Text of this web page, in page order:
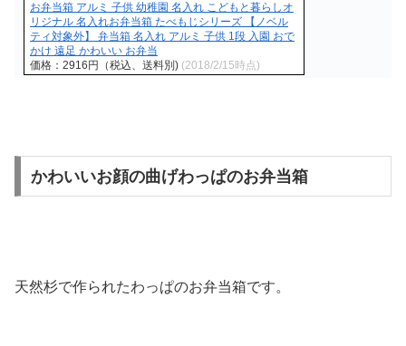
お弁当箱 アルミ 子供 幼稚園 名入れ こどもと暮らしオ
リジナル 名入れお弁当箱 たべもじシリーズ 【ノベル
ティ対象外】 弁当箱 名入れ アルミ 子供 1段 入園 おで
かけ 遠足 かわいい お弁当
価格：2916円（税込、送料別) (2018/2/15時点)
かわいいお顔の曲げわっぱのお弁当箱
天然杉で作られたわっぱのお弁当箱です。